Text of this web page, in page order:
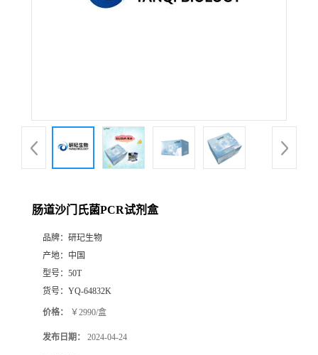
肠道沙门氏菌PCR试剂盒
品牌： 研玘生物
产地： 中国
型号： 50T
货号： YQ-64832K
价格： ￥2990/盒
发布日期： 2024-04-24